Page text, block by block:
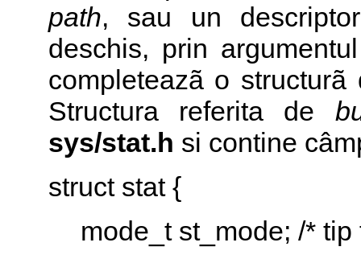
path, sau un
deschis, prin
completeazã o
Structura referita de
sys/stat.h si contine
struct stat {
mode_t st_mode; /*